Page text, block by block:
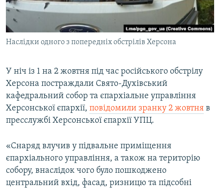
СВІДЧЕННЯ ОКУПАЦІЇ
УКРАЇНСЬКА ПРОБЛЕМА КРИМУ
ІНФОГРАФІКА
Qırımtatar
ДОЛУЧАЙСЯ!
Усі сайти RFE/RL
Наслідки одного з попередніх обстрілів Херсона
У ніч із 1 на 2 жовтня під час російського обстрілу
Херсона постраждали Свято-Духівський
кафедральний собор та єпархіальне управління
Херсонської єпархії, повідомили зранку 2 жовтня в
пресслужбі Херсонської єпархії УПЦ.
«Снаряд влучив у підвальне приміщення
єпархіального управління, а також на територію
собору, внаслідок чого було пошкоджено
центральний вхід, фасад, ризницю та підсобні